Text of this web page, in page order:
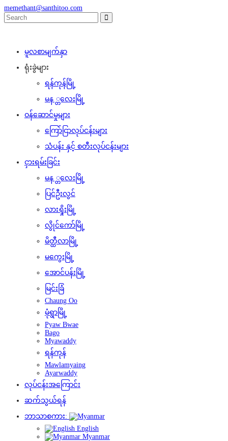
memethant@santhitoo.com
မူလစာမျက်နှာ
ရုံးခွဲများ
ရန်ကုန်မြို့
မန ္တလေးမြို့
ဝန်ဆောင်မှုများ
ကြော်ငြာလုပ်ငန်းများ
သံပန်း နှင့် စတီးလုပ်ငန်းများ
ငှားရမ်းခြင်း
မန ္တလေးမြို့
ပြင်ဦးလွင်
လားရှိုးမြို့
လွိုင်ကော်မြို့
မိတ္ထီလာမြို့
မကွေးမြို့
အောင်ပန်းမြို့
မြင်းခြံ
Chaung Oo
မုံရွာမြို့
Pyaw Bwae
Bago
Myawaddy
ရန်ကုန်
Mawlamyaing
Ayarwaddy
လုပ်ငန်းအကြောင်း
ဆက်သွယ်ရန်
ဘာသာစကား:
English
Myanmar